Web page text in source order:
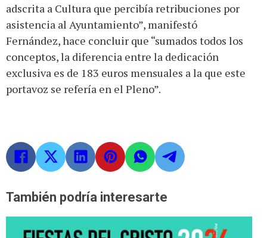
adscrita a Cultura que percibía retribuciones por
asistencia al Ayuntamiento”, manifestó
Fernández, hace concluir que “sumados todos los
conceptos, la diferencia entre la dedicación
exclusiva es de 183 euros mensuales a la que este
portavoz se refería en el Pleno”.
También podría interesarte